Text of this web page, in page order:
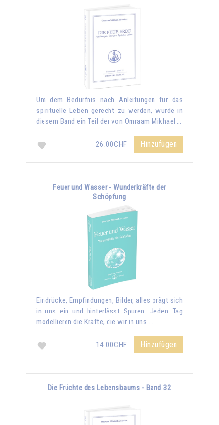
Um dem Bedürfnis nach Anleitungen für das
spirituelle Leben gerecht zu werden, wurde in
diesem Band ein Teil der von Omraam Mikhael …
26.00CHF Hinzufügen
Feuer und Wasser - Wunderkräfte der
Schöpfung
Eindrücke, Empfindungen, Bilder, alles prägt sich
in uns ein und hinterlässt Spuren. Jeden Tag
modellieren die Kräfte, die wir in uns …
14.00CHF Hinzufügen
Die Früchte des Lebensbaums - Band 32